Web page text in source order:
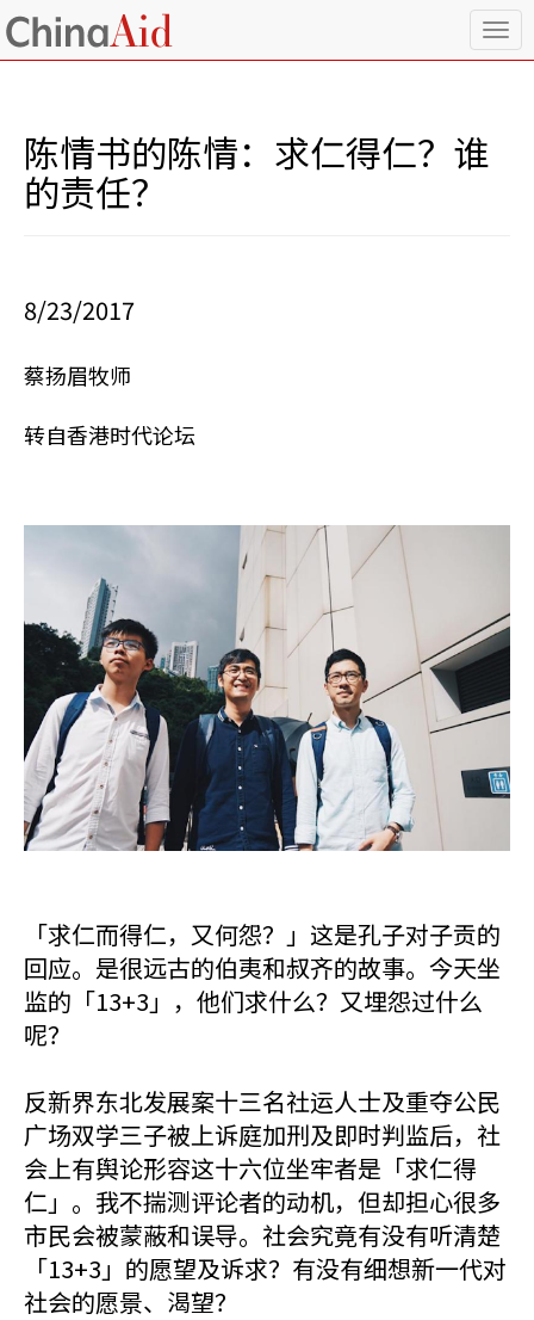
T
o
陈情书的陈情：求仁得仁？谁
的责任？
8/23/2017
蔡扬眉牧师
转自香港时代论坛
「求仁而得仁，又何怨？」这是孔子对子贡的
回应。是很远古的伯夷和叔齐的故事。今天坐
监的「13+3」，他们求什么？又埋怨过什么
呢？
反新界东北发展案十三名社运人士及重夺公民
广场双学三子被上诉庭加刑及即时判监后，社
会上有舆论形容这十六位坐牢者是「求仁得
仁」。我不揣测评论者的动机，但却担心很多
市民会被蒙蔽和误导。社会究竟有没有听清楚
「13+3」的愿望及诉求？有没有细想新一代对
社会的愿景、渴望？